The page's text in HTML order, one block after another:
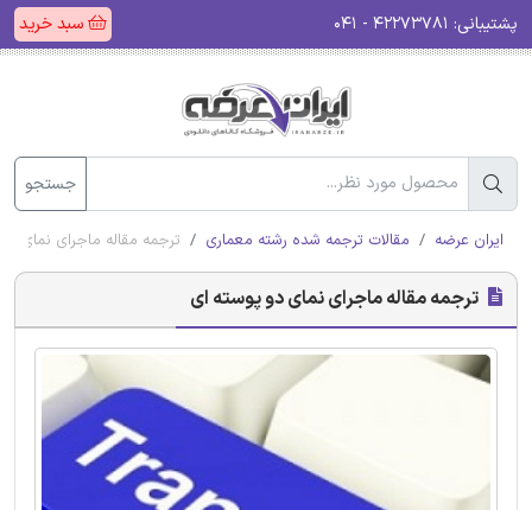
پشتیبانی: سبد خرید
جستجو
ایران عرضه مقالات ترجمه شده رشته معماری ترجمه مقاله ماجرای نمای
ترجمه مقاله ماجرای نمای دو پوسته ای